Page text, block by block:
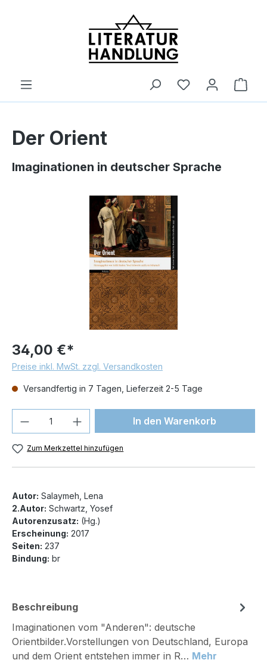
Der Orient
Imaginationen in deutscher Sprache
Bildergalerie überspringen
34,00 €*
Preise inkl. MwSt. zzgl. Versandkosten
Versandfertig in 7 Tagen, Lieferzeit 2-5 Tage
Produkt Anzahl: Gib denIn den Warenkorb
Zum Merkzettel hinzufügen
Autor: Salaymeh, Lena
2.Autor: Schwartz, Yosef
Autorenzusatz: (Hg.)
Erscheinung: 2017
Seiten: 237
Bindung: br
Beschreibung
Imaginationen vom "Anderen": deutsche
Orientbilder.Vorstellungen von Deutschland, Europa
und dem Orient entstehen immer in R… Mehr